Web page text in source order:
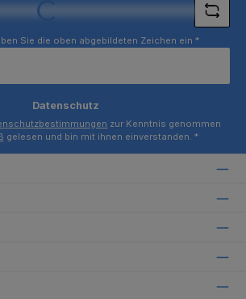
Loading...
Sie die oben abgebildeten Zeichen ein *
Datenschutz
zur Kenntnis genommen
gelesen und bin mit ihnen einverstanden. *